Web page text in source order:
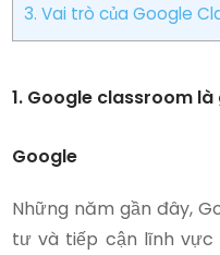
3. Vai trò của Google
1. Google classroom
Google
Những năm gần đây,
tư và tiếp cận lĩnh vực